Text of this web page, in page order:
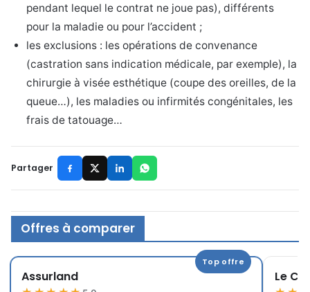
pendant lequel le contrat ne joue pas), différents
pour la maladie ou pour l’accident ;
les exclusions : les opérations de convenance
(castration sans indication médicale, par exemple), la
chirurgie à visée esthétique (coupe des oreilles, de la
queue…), les maladies ou infirmités congénitales, les
frais de tatouage…
Partager
Offres à comparer
Top offre
Assurland Le